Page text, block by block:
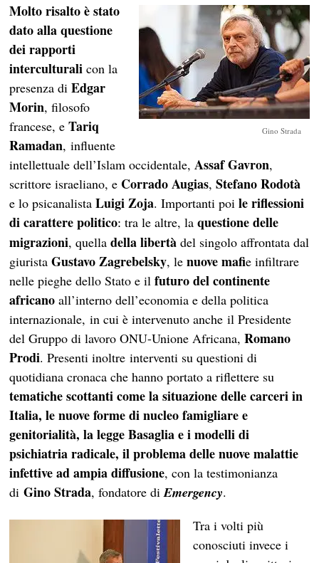
Gino Strada
Molto risalto è stato
dato alla questione
dei rapporti
interculturali con la
presenza diEdgar
Morin, filosofo
francese, eTariq
Ramadan, influente
intellettuale dell’Islam occidentale, Assaf Gavron,
scrittore israeliano, e Corrado Augias,Stefano Rodotà
e lo psicanalistaLuigi Zoja. Importanti poile riflessioni
di carattere politico: tra le altre, laquestione delle
migrazioni, quelladella libertà del singolo affrontata dal
giuristaGustavo Zagrebelsky, lenuove mafie infiltrare
nelle pieghe dello Stato e ilfuturo del continente
africano all’interno dell’economia e della politica
internazionale, in cui è intervenuto anche il Presidente
del Gruppo di lavoro ONU-Unione Africana,Romano
Prodi. Presenti inoltre interventi su questioni di
quotidiana cronaca che hanno portato a riflettere su
tematiche scottanti come la situazione delle carceri in
Italia, le nuove forme di nucleo famigliare e
genitorialità, la legge Basaglia e i modelli di
psichiatria radicale, il problema delle nuove malattie
infettive ad ampia diffusione, con la testimonianza
diGino Strada, fondatore diEmergency.
Tra i volti più
conosciuti invece i